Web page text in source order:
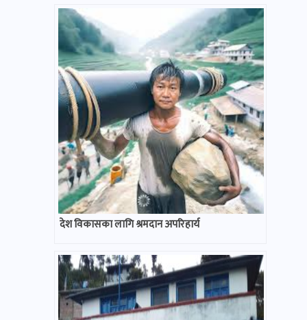
देश विकासका लागि श्रमदान अपरिहार्य